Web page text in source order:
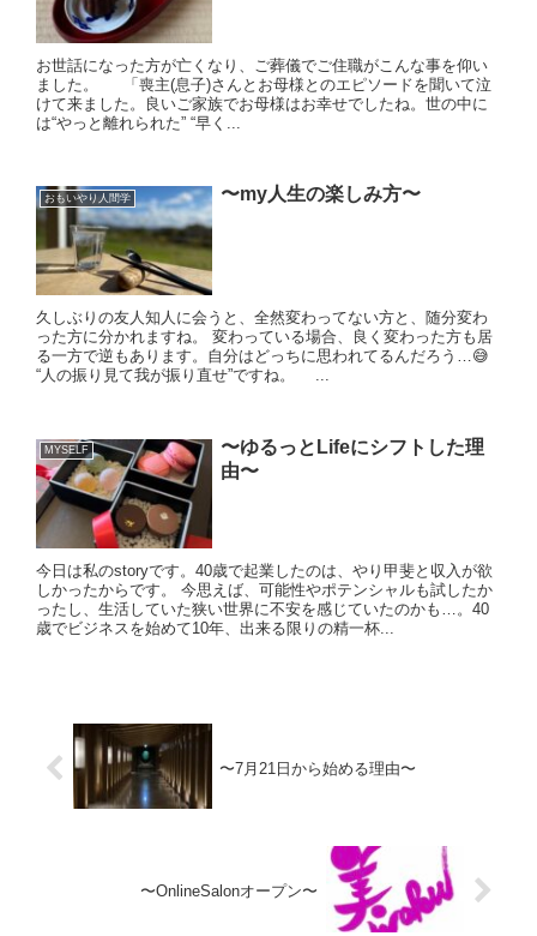
お世話になった方が亡くなり、ご葬儀でご住職がこんな事を仰い
ました。 「喪主(息子)さんとお母様とのエピソードを聞いて泣
けて来ました。良いご家族でお母様はお幸せでしたね。世の中に
は“やっと離れられた” “早く...
おもいやり人間学 〜my人生の楽しみ方〜
久しぶりの友人知人に会うと、全然変わってない方と、随分変わ
った方に分かれますね。 変わっている場合、良く変わった方も居
る一方で逆もあります。自分はどっちに思われてるんだろう…😅
“人の振り見て我が振り直せ”ですね。 ...
MYSELF
〜ゆるっとLifeにシフトした理
由〜
今日は私のstoryです。40歳で起業したのは、やり甲斐と収入が欲
しかったからです。 今思えば、可能性やポテンシャルも試したか
ったし、生活していた狭い世界に不安を感じていたのかも…。40
歳でビジネスを始めて10年、出来る限りの精一杯...
〜7月21日から始める理由〜
〜OnlineSalonオープン〜